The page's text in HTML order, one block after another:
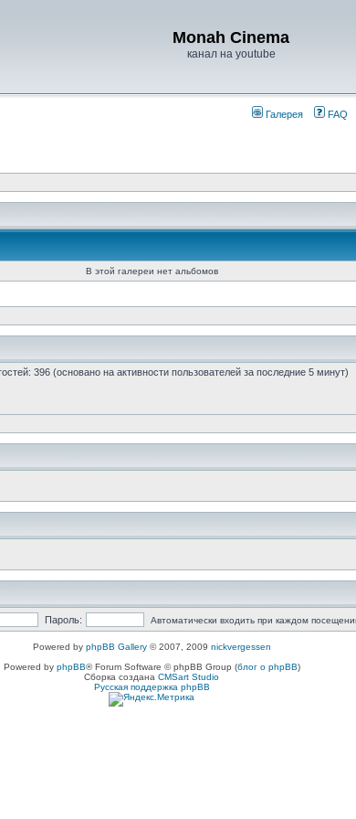
Monah Cinema
канал на youtube
Галерея FAQ
В этой галереи нет альбомов
396 (основано на активности пользователей за последние 5 минут)
Пароль: Автоматически входить при каждом
Powered by phpBB Gallery© 2007, 2009 nickvergessen
Powered by phpBB® Forum Software © phpBB Group (блог о phpBB)
Сборка создана CMSart Studio
Русская поддержка phpBB